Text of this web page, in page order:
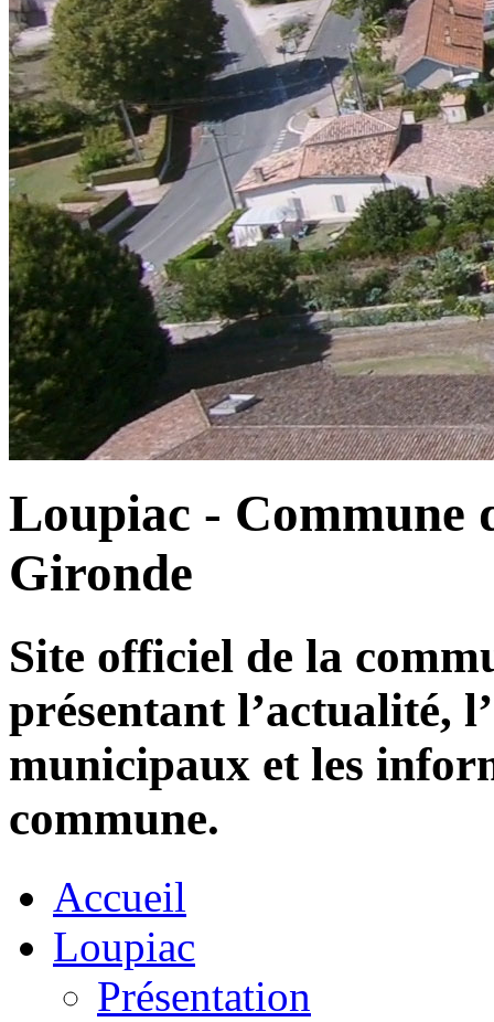
Loupiac - Commune
Gironde
Site officiel de la
présentant l’actualité,
municipaux et les
commune.
Accueil
Loupiac
Présentation